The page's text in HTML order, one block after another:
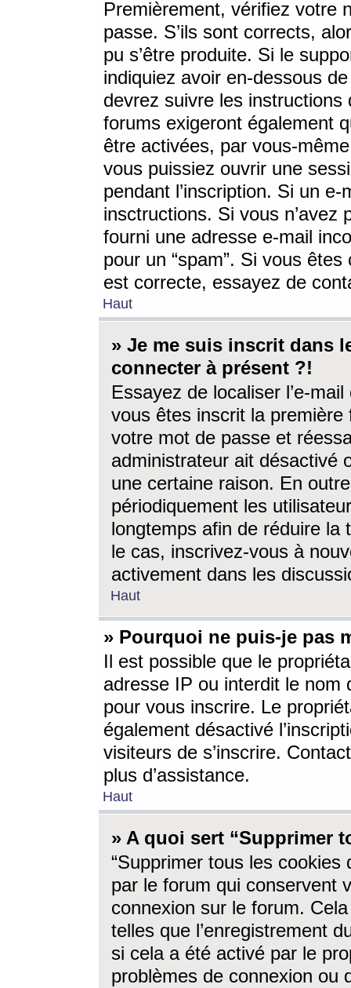
Premièrement, vérifiez votre
passe. S’ils sont corrects,
pu s’être produite. Si le
indiquiez avoir en-dessous
devrez suivre les
forums exigeront également
être activées, par vous-
vous puissiez ouvrir une
pendant l’inscription. Si un
insctructions. Si vous n’avez
fourni une adresse e-mail
pour un “spam”. Si vous
est correcte, essayez de
Haut
» Je me suis inscrit dans
connecter à présent ?!
Essayez de localiser l’e-
vous êtes inscrit la première
votre mot de passe et
administrateur ait désactivé
une certaine raison. En
périodiquement les
longtemps afin de réduire la
le cas, inscrivez-vous à
activement dans les
Haut
» Pourquoi ne puis-je pas
Il est possible que le
adresse IP ou interdit le nom
pour vous inscrire. Le
également désactivé
visiteurs de s’inscrire.
plus d’assistance.
Haut
» A quoi sert “Supprimer
“Supprimer tous les cookies
par le forum qui conservent
connexion sur le forum.
telles que l’enregistrement
si cela a été activé par le
problèmes de connexion ou